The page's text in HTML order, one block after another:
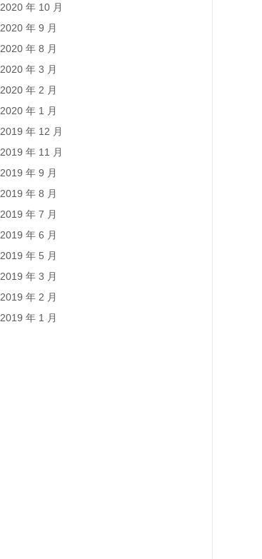
2020 年 10 月
2020 年 9 月
2020 年 8 月
2020 年 3 月
2020 年 2 月
2020 年 1 月
2019 年 12 月
2019 年 11 月
2019 年 9 月
2019 年 8 月
2019 年 7 月
2019 年 6 月
2019 年 5 月
2019 年 3 月
2019 年 2 月
2019 年 1 月